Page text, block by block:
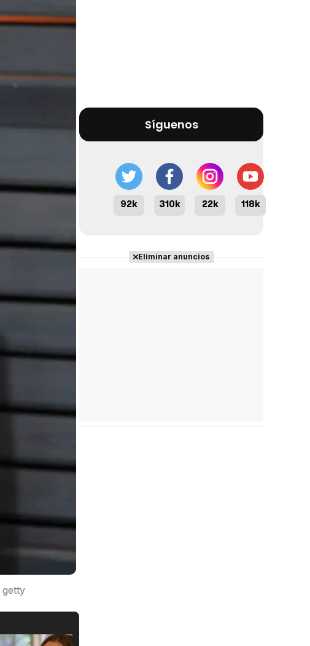
getty
Síguenos
92k 310k 22k 118k
Eliminar anuncios